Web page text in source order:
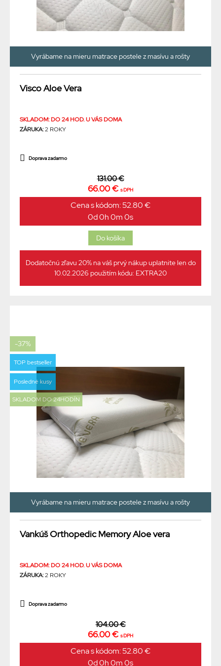
Vyrábame na mieru matrace postele z masívu a rošty
Visco Aloe Vera
SKLADOM: DO 24 HOD. U VÁS DOMA
ZÁRUKA:2 ROKY
Doprava zadarmo
131.00 €
66.00 € s DPH
Cena s kódom: 52.80 €
0d 0h 0m 0s
Dodatočnú zľavu 20% na váš prvý nákup uplatnite len do
10.02.2026 použitím kódu: EXTRA20
-37%
TOP bestseller
Posledné kusy
SKLADOM DO 24HODÍN
Vyrábame na mieru matrace postele z masívu a rošty
Vankúš Orthopedic Memory Aloe vera
SKLADOM: DO 24 HOD. U VÁS DOMA
ZÁRUKA:2 ROKY
Doprava zadarmo
104.00 €
66.00 € s DPH
Cena s kódom: 52.80 €
0d 0h 0m 0s